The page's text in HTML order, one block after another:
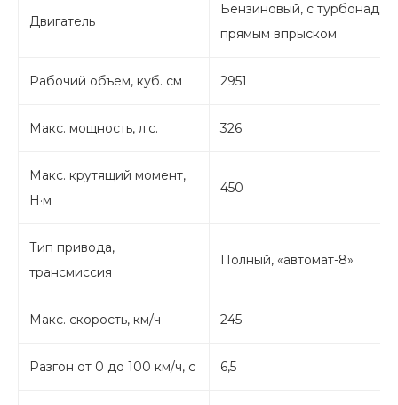
Двигатель
Бензиновый, с
прямым впрыском
Рабочий объем, куб. см 2951
Макс. мощность, л.с. 326
Макс. крутящий момент,
Н·м
450
Тип привода,
трансмиссия
Полный, «автомат-8»
Макс. скорость, км/ч 245
Разгон от 0 до 100 км/ч, с 6,5